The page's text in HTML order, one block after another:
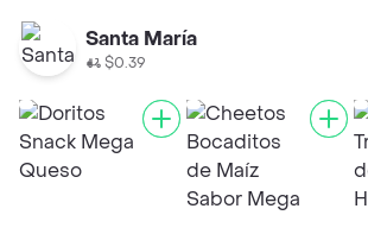
Santa María
$0.39